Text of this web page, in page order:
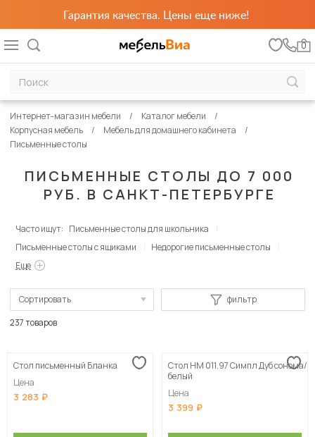
Гарантия качества. Цены еще ниже!
0
ПИСЬМЕННЫЕ СТОЛЫ ДО 7 000
РУБ. В САНКТ-ПЕТЕРБУРГЕ
Интернет-магазин мебели
Каталог мебели
Корпусная мебель
Мебель для домашнего кабинета
Письменные столы
Часто ищут: Письменные столы для школьника
Письменные столы с ящиками
Недорогие письменные столы
Еще
Сортировать
Сначала дорогие
фильтр
237 товаров
Стол письменный Бланка
Цена
3 283
Стол НМ 011.97 Симпл Дуб сонома/
белый
Цена
3 399